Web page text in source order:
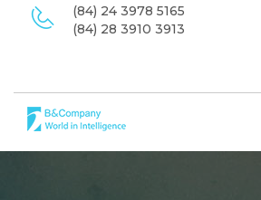
(84) 24 3978 5165
(84) 28 3910 3913